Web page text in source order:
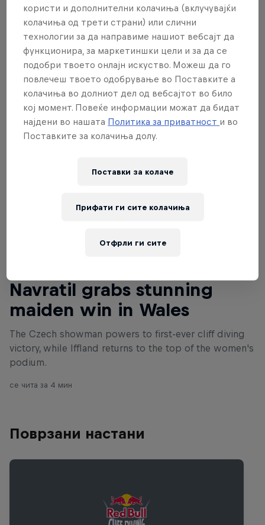
podium. The record-breaking Brit will be
looking to top the podium once again this
time around.
Navratil grabs stunning
maiden win in Wales
The Czech showman powers to first-ever cliff diving
victory, while Iffland returns to the top of the women's
podium.
се чита за 4 мин
Поврзани настани
користи и дополнителни колачиња (вклучувајќи
колачиња од трети страни) или слични
технологии за да направиме нашиот вебсајт да
функционира, за маркетиншки цели и за да се
подобри твоето онлајн искуство. Можеш да го
повлечеш твоето одобрување во Поставките а
колачиња во долниот дел од вебсајтот во било
кој момент. Повеќе информации можат да бидат
најдени во нашата Политика за приватност и во
Поставките за колачиња долу.
Поставки за колачe
Отфрли ги сите
Прифати ги сите колачиња